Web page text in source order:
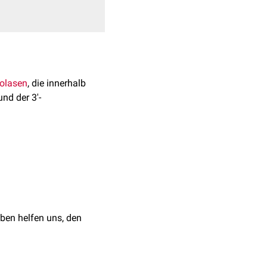
, die innerhalb
der 3'-
vor allem in
helfen uns, den